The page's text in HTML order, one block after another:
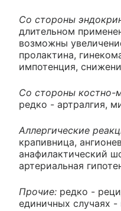
Со стороны
длительном
возможны
пролактина,
импотенция,
Со стороны
редко - артралгия,
Аллергические
крапивница,
анафилактический
артериальная
Прочие: редко -
единичных случаях